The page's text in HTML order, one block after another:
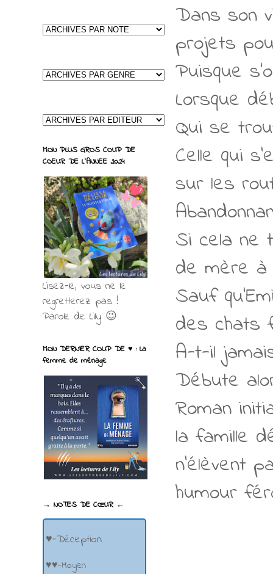
Dans son
projets
Puisque
Lorsque
Qui se
Celle qui
sur les
Si cela ne
de mère à
Sauf
des chats
A-t-il
Débute
Roman
la famille
n’élèvent
humour
MON PLUS GROS COUP DE
COEUR DE L'ANNEE 2024
Lisez-le, vous ne le
regretterez pas !
Parole de Lily 😉
MON DERNIER COUP DE ♥ : La
femme de ménage
→ NOTES DE CŒUR ←
♥-Déception
♥♥-Moyen